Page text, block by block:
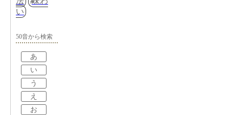
い
50音から検索
あ
い
う
え
お